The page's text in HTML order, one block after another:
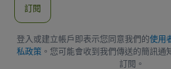
地
訂閱
登入或建立帳戶即表示您同意我們的使用
私政策 。您可能會收到我們傳送的簡訊通
訂閱。